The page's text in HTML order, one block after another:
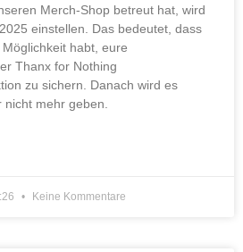
Merch-Shop betreut hat, wird
einstellen. Das bedeutet, dass
habt, eure
Thanx for Nothing
zu sichern. Danach wird es
mehr geben.
Keine Kommentare